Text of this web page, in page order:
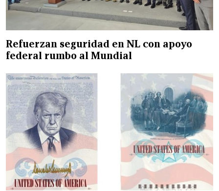
Refuerzan seguridad en NL con apoyo
federal rumbo al Mundial